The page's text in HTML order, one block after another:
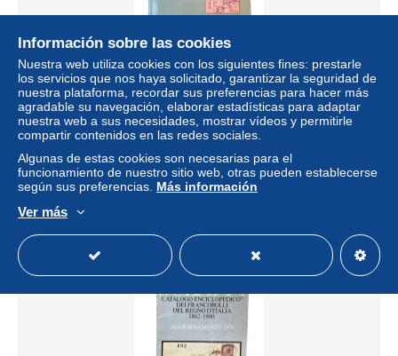
N.Simonetti Primato mondiale italiano Francobolli espressi
aerei Poste Italiane
± 8,68 US$
Estatus
Información sobre las cookies
Nuestra web utiliza cookies con los siguientes fines: prestarle
los servicios que nos haya solicitado, garantizar la seguridad de
nuestra plataforma, recordar sus preferencias para hacer más
agradable su navegación, elaborar estadísticas para adaptar
nuestra web a sus necesidades, mostrar vídeos y permitirle
compartir contenidos en las redes sociales.
Algunas de estas cookies son necesarias para el
funcionamiento de nuestro sitio web, otras pueden establecerse
según sus preferencias. Más información
Ver más